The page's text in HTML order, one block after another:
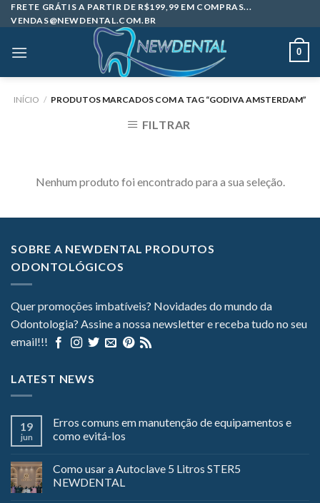
Skip
to
FRETE GRÁTIS A PARTIR DE R$199,99 EM COMPRAS...
VENDAS@NEWDENTAL.COM.BR
0
INÍCIO / PRODUTOS MARCADOS COM A TAG “GODIVA AMSTERDAM”
FILTRAR
Nenhum produto foi encontrado para a sua seleção.
SOBRE A NEWDENTAL PRODUTOS
ODONTOLÓGICOS
Quer promoções imbatíveis? Novidades do mundo da
Odontologia? Assine a nossa newsletter e receba tudo no seu
email!!!
LATEST NEWS
19
jun
Erros comuns em manutenção de equipamentos e
como evitá-los
Como usar a Autoclave 5 Litros STER5
NEWDENTAL